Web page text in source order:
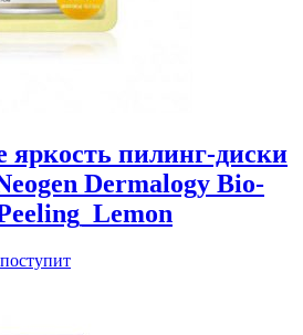
пилинг-диски
Dermalogy Bio-